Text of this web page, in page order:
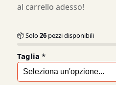
al carrello adesso!
📦 Solo26 pezzi disponibili
Taglia *